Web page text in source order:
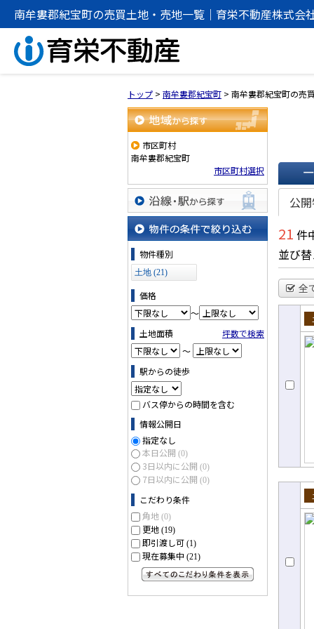
南牟婁郡紀宝町の売買土地・売地一覧｜育栄不動産株式会
トップ > 南牟婁郡紀宝町 > 南牟婁郡紀宝町の売
地域から探す
市区町村
南牟婁郡紀宝町
市区町村選択
沿線・駅から探す
物件の条件で絞り込む
物件種別
土地 (21)
価格
～
土地面積
坪数で検索
～
駅からの徒歩
バス停からの時間を含む
情報公開日
指定なし
本日公開 (0)
3日以内に公開 (0)
7日以内に公開 (0)
こだわり条件
角地 (0)
更地 (19)
即引渡し可 (1)
現在募集中 (21)
一覧
公
21 件
並び
全